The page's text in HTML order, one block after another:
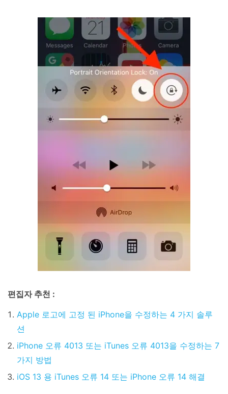
편집자 추천 :
Apple 로고에 고정 된 iPhone을 수정하는 4 가지 솔루
션
iPhone 오류 4013 또는 iTunes 오류 4013을 수정하는 7
가지 방법
iOS 13 용 iTunes 오류 14 또는 iPhone 오류 14 해결